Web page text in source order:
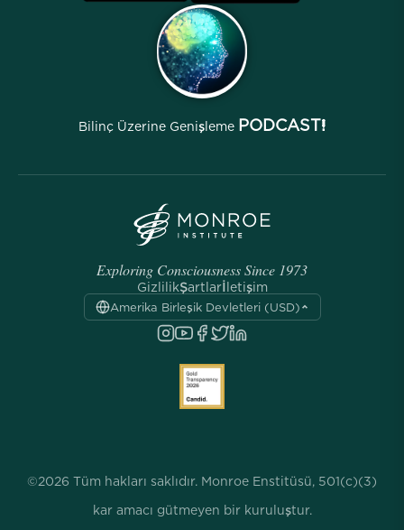
Bilinç Üzerine Genişleme PODCAST!
Exploring Consciousness Since 1973
GizlilikŞartlarİletişim
Amerika Birleşik Devletleri (USD)
©2026 Tüm hakları saklıdır. Monroe Enstitüsü, 501(c)(3)
kar amacı gütmeyen bir kuruluştur.